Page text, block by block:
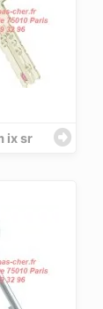
ix sr